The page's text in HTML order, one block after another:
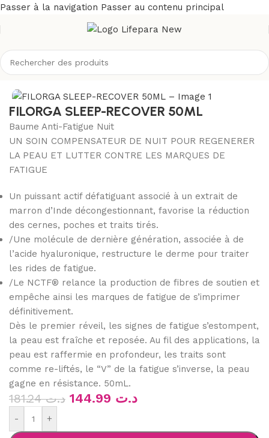
Passer à la navigation Passer au contenu principal
Accueil/Boutique/Visage
FILORGA SLEEP-RECOVER 50ML
Baume Anti-Fatigue Nuit
UN SOIN COMPENSATEUR DE NUIT POUR REGENERER
LA PEAU ET LUTTER CONTRE LES MARQUES DE
FATIGUE
Un puissant actif défatiguant associé à un extrait de
marron d’Inde décongestionnant, favorise la réduction
des cernes, poches et traits tirés.
/Une molécule de dernière génération, associée à de
l’acide hyaluronique, restructure le derme pour traiter
les rides de fatigue.
/Le NCTF® relance la production de fibres de soutien et
empêche ainsi les marques de fatigue de s’imprimer
définitivement.
Dès le premier réveil, les signes de fatigue s’estompent,
la peau est fraîche et reposée. Au fil des applications, la
peau est raffermie en profondeur, les traits sont
comme re-liftés, le “V” de la fatigue s’inverse, la peau
gagne en résistance. 50mL.
د.ت181.24 د.ت
- +